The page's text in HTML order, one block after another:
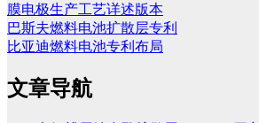
膜电极生产工艺详述版本
巴斯夫燃料电池扩散层专利
比亚迪燃料电池专利布局
文章导航